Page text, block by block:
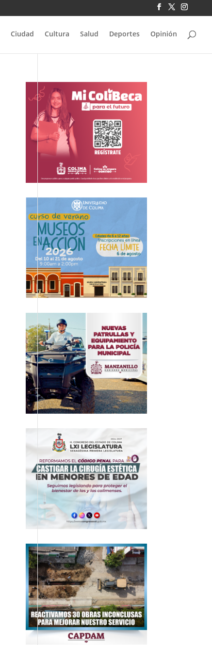
Ciudad Cultura Salud Deportes Opinión